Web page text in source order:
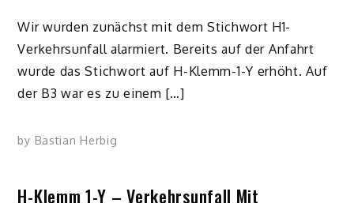
Wir wurden zunächst mit dem Stichwort H1-
Verkehrsunfall alarmiert. Bereits auf der Anfahrt
wurde das Stichwort auf H-Klemm-1-Y erhöht. Auf
der B3 war es zu einem […]
by Bastian Herbig
H-Klemm 1-Y – Verkehrsunfall Mit